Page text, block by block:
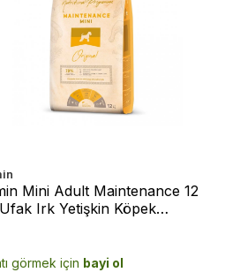
Mini Adult Maintenance 12
Irk Yetişkin Köpek
görmek için bayi ol